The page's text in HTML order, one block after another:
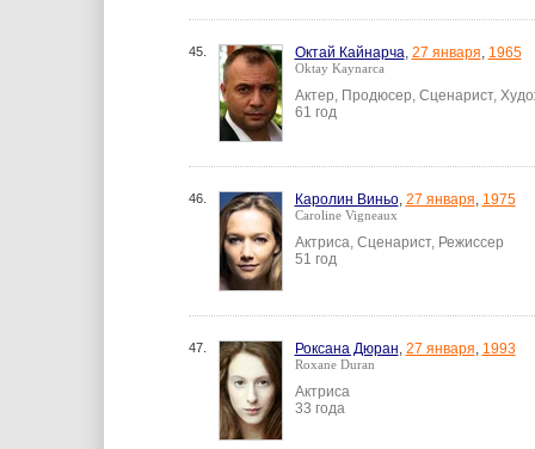
45. Октай Кайнарча, 27 января, 1965
Oktay Kaynarca
Актер, Продюсер, Сценарист,
61 год
46. Каролин Виньо, 27 января, 1975
Caroline Vigneaux
Актриса, Сценарист, Режиссер
51 год
47. Роксана Дюран, 27 января, 1993
Roxane Duran
Актриса
33 года